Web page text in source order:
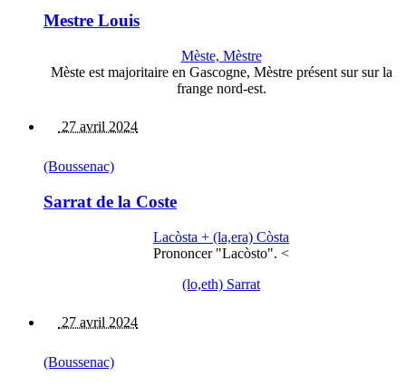
Mestre Louis
Mèste, Mèstre
Mèste est majoritaire en Gascogne, Mèstre présent sur sur la
frange nord-est.
27 avril 2024
(Boussenac)
Sarrat de la Coste
Lacòsta + (la,era) Còsta
Prononcer "Lacòsto". <
(lo,eth) Sarrat
27 avril 2024
(Boussenac)